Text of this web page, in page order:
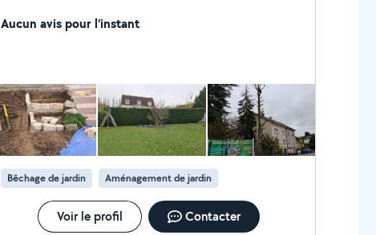
Aucun avis pour l'instant
Bêchage de jardin Aménagement de jardin
Voir le profil Contacter